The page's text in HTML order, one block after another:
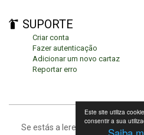
Este site utiliza
consentir a sua
SUPORTE
Criar conta
Fazer autenticação
Adicionar um novo cartaz
Reportar erro
Se estás a leres isto, significa